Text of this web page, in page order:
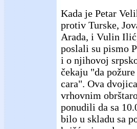
Kada je Petar
protiv Turske,
Arada, i Vulin
poslali su pismo
i o njihovoj
čekaju "da
cara". Ova
vrhovnim
ponudili da sa
bilo u skladu sa